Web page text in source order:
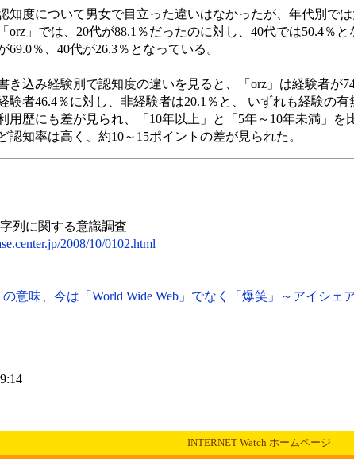
知度について男女で目立った違いはなかったが、年代別で
orz」では、20代が88.1％だったのに対し、40代では50.4％
69.0％、40代が26.3％となっている。
込み経験別で認知度の違いを見ると、「orz」は経験者が
験者46.4％に対し、非経験者は20.1％と、 いずれも経験の
用歴にも差が見られ、「10年以上」と「5年～10年未満」を
認知率は高く、約10～15ポイントの差が見られた。
列に関する意識調査
2008/10/0102.html
の意味、今は「World Wide Web」でなく「爆笑」～アイシェア
INTERNET Watch ホームページ